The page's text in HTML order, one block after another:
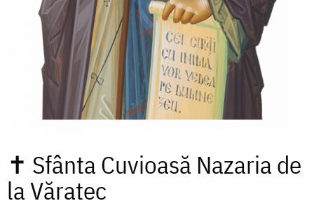
✝ Sfânta Cuvioasă Nazaria de
la Văratec